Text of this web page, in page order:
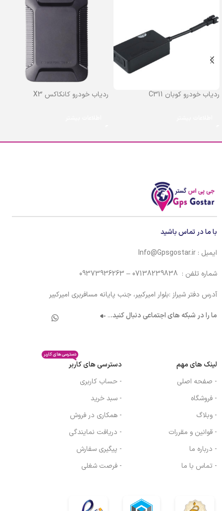
ردیاب خودرو کوبان C311 ردیاب خودرو کانکاکس X3
با ما در تماس باشید
ایمیل : Info@Gpsgostar.ir
شماره تلفن : 07138239838 – 09373936263
آدرس دفتر شیراز :بلوار امیرکبیر، جنب پایانه مسافربری امیرکبیر
ما را در شبکه های اجتماعی دنبال کنید...
لینک های مهم
- صفحه اصلی
- فروشگاه
- وبلاگ
- قوانین و مقررات
- درباره ما
- تماس با ما
دسترسی های کاربر
دسترسی های کاربر
- حساب کاربری
- سبد خرید
- همکاری در فروش
- دریافت نمایندگی
- پیگیری سفارش
- فرصت شغلی